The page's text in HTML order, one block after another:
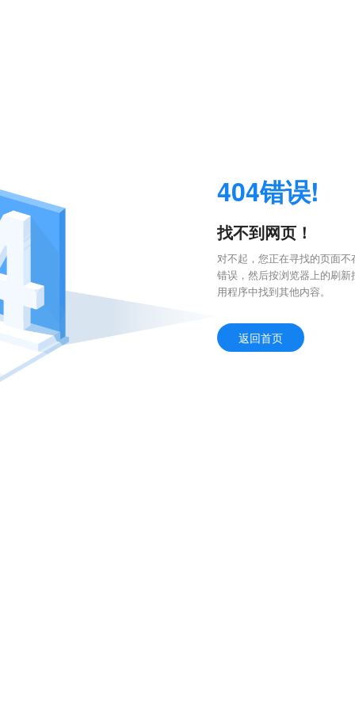
404错误!
找不到网页！
对不起，您正在寻找的页面
错误，然后按浏览器上的刷
用程序中找到其他内容。
返回首页